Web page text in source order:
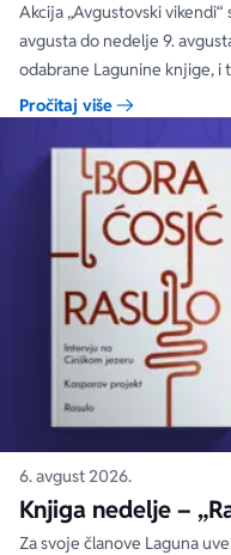
čak 40, 50 i 60%
Akcija „Avgustovski
avgusta do nedelje 9.
odabrane Lagunine knjige, i
svim Delfi knjižarama.
Pročitaj više
6. avgust 2026.
Knjiga nedelje –
Za svoje članove Laguna